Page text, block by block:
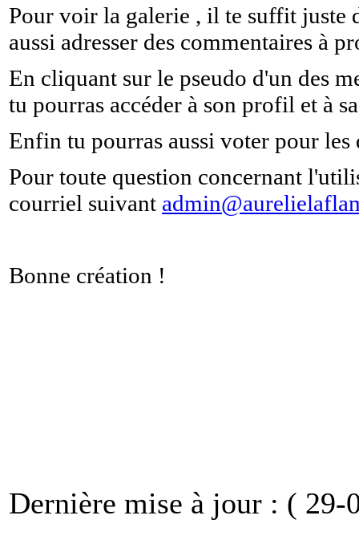
Pour voir la galerie , il te suffit juste
aussi adresser des commentaires à
En cliquant sur le pseudo d'un des
tu pourras accéder à son profil et à
Enfin tu pourras aussi voter pour les
Pour toute question concernant
courriel suivant
Bonne création !
Dernière mise à jour : ( 29-